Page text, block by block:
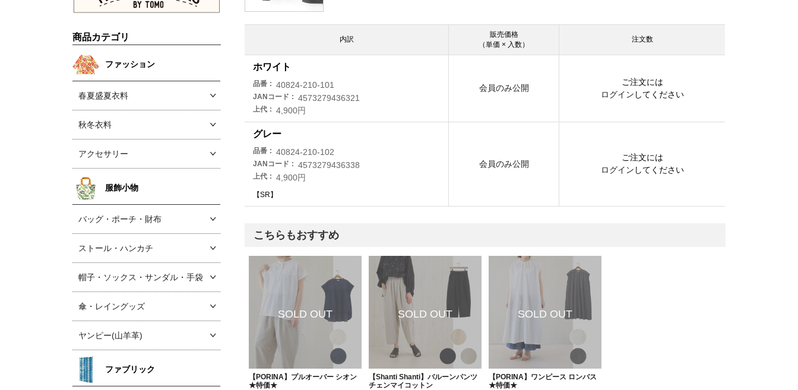
内訳
販売価格
（単価 × 入数）
注文数
ホワイト
品番 40824-210-101
JANコード 4573279436321
上代 4,900円
会員のみ公開
ご注文には
ログイン してください
グレー
品番 40824-210-102
JANコード 4573279436338
上代 4,900円
【SR】
会員のみ公開
ご注文には
ログイン してください
こちらもおすすめ
【PORINA】プルオーバー シオン
★特価★
【Shanti Shanti】バルーンパンツ
チェンマイコットン
【PORINA】ワンピース ロンバス
★特価★
商品カテゴリ
ファッション
春夏盛夏衣料
秋冬衣料
アクセサリー
服飾小物
バッグ・ポーチ・財布
ストール・ハンカチ
帽子・ソックス ・サンダル・手袋
傘・レイングッズ
ヤンピー(山羊革)
ファブリック